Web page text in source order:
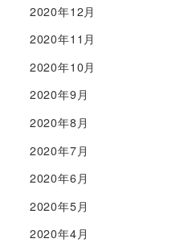
2020年12月
2020年11月
2020年10月
2020年9月
2020年8月
2020年7月
2020年6月
2020年5月
2020年4月